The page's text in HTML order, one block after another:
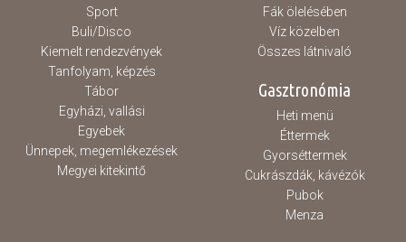
Sport
Buli/Disco
Kiemelt rendezvények
Tanfolyam, képzés
Tábor
Egyházi, vallási
Egyebek
Ünnepek, megemlékezések
Megyei kitekintő
Fák ölelésében
Víz közelben
Összes látnivaló
Gasztronómia
Heti menü
Éttermek
Gyorséttermek
Cukrászdák, kávézók
Pubok
Menza